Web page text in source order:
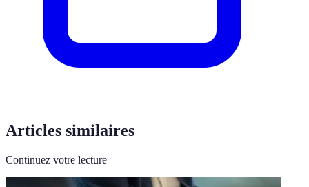
Articles similaires
Continuez votre lecture